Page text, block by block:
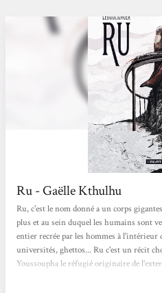
Ru - Gaëlle Kthulhu
Ru, c'est le nom donné a un corps
plus et au sein duquel les humains sont
entier recrée par les hommes à
universités, ghettos... Ru c'est un récit
Youssoupha le réfugié originaire de